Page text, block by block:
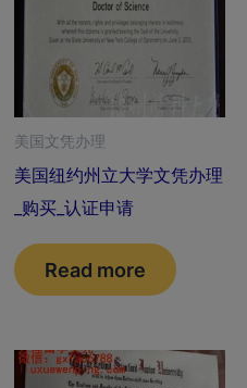
美国文凭办理
美国纽约州立大学文凭办理
_购买_认证申请
Read more